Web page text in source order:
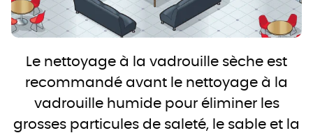
Le nettoyage à la vadrouille sèche est
recommandé avant le nettoyage à la
vadrouille humide pour éliminer les
grosses particules de saleté, le sable et la